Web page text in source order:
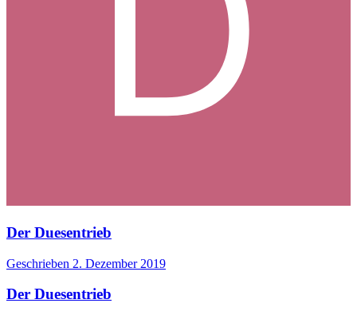
Der Duesentrieb
Geschrieben 2. Dezember 2019
Der Duesentrieb